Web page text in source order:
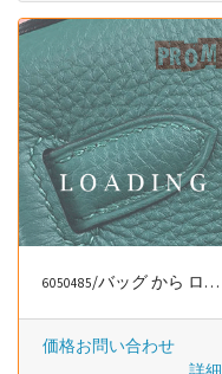
6050485/バッグ から ロエベ/LOEWE
価格お問い合わせ